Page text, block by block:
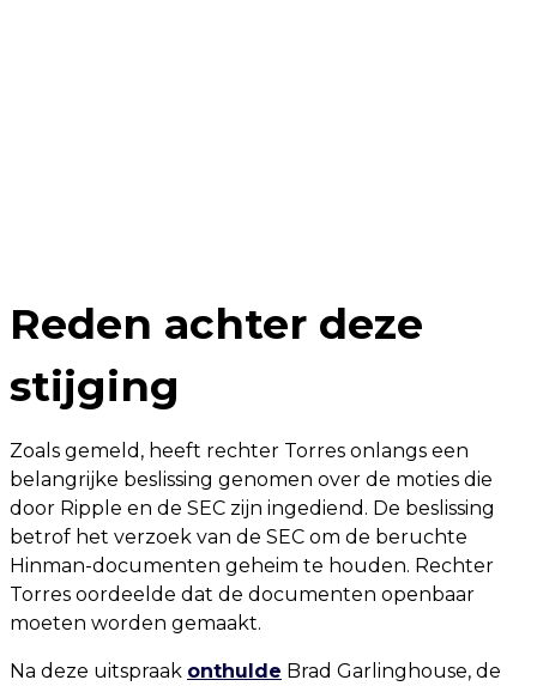
Reden achter deze
stijging
Zoals gemeld, heeft rechter Torres onlangs een
belangrijke beslissing genomen over de moties die
door Ripple en de SEC zijn ingediend. De beslissing
betrof het verzoek van de SEC om de beruchte
Hinman-documenten geheim te houden. Rechter
Torres oordeelde dat de documenten openbaar
moeten worden gemaakt.
Na deze uitspraak onthulde Brad Garlinghouse, de